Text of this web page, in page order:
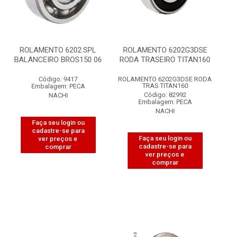
ROLAMENTO 6202.SPL
BALANCEIRO BROS150 06
Código: 9417
Embalagem: PECA
NACHI
Faça seu login ou
cadastre-se para
ver preços e
comprar
ROLAMENTO 6202G3DSE
RODA TRASEIRO TITAN160
ROLAMENTO 6202G3DSE RODA
TRAS TITAN160
Código: 82992
Embalagem: PECA
NACHI
Faça seu login ou
cadastre-se para
ver preços e
comprar